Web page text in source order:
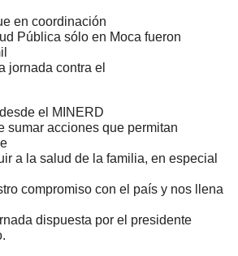
en coordinación
Pública sólo en Moca fueron
jornada contra el
el MINERD
sumar acciones que permitan
a la salud de la familia, en especial
compromiso con el país y nos llena
dispuesta por el presidente